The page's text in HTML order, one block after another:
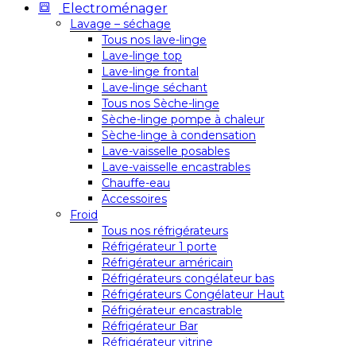
Electroménager
Lavage – séchage
Tous nos lave-linge
Lave-linge top
Lave-linge frontal
Lave-linge séchant
Tous nos Sèche-linge
Sèche-linge pompe à chaleur
Sèche-linge à condensation
Lave-vaisselle posables
Lave-vaisselle encastrables
Chauffe-eau
Accessoires
Froid
Tous nos réfrigérateurs
Réfrigérateur 1 porte
Réfrigérateur américain
Réfrigérateurs congélateur bas
Réfrigérateurs Congélateur Haut
Réfrigérateur encastrable
Réfrigérateur Bar
Réfrigérateur vitrine